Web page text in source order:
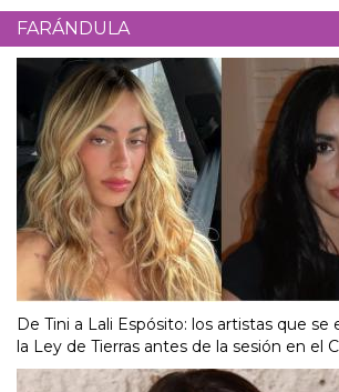
FARÁNDULA
De Tini a Lali Espósito: los artistas que se
la Ley de Tierras antes de la sesión en el